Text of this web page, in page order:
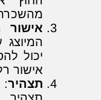
אישור
יכול
אישור
תצהיר: